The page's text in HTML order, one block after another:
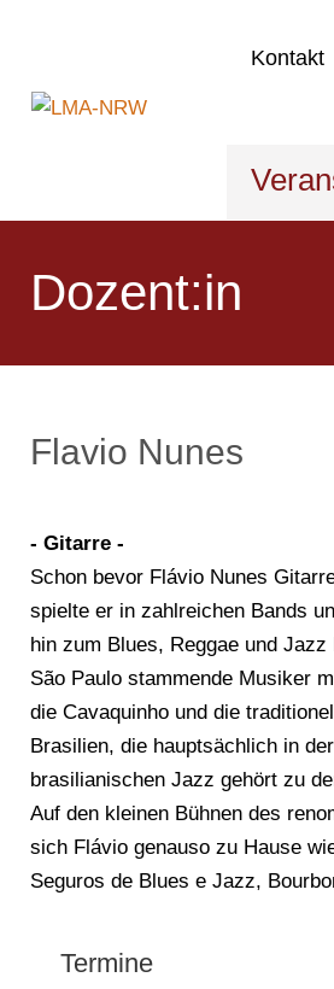
Kontakt
Dozent:in
Flavio Nunes
- Gitarre -
Schon bevor Flávio Nunes
spielte er in zahlreichen Bands
hin zum Blues, Reggae und
São Paulo stammende Musiker
die Cavaquinho und die
Brasilien, die hauptsächlich in
brasilianischen Jazz gehört zu
Auf den kleinen Bühnen des
sich Flávio genauso zu Hause
Seguros de Blues e Jazz,
Termine